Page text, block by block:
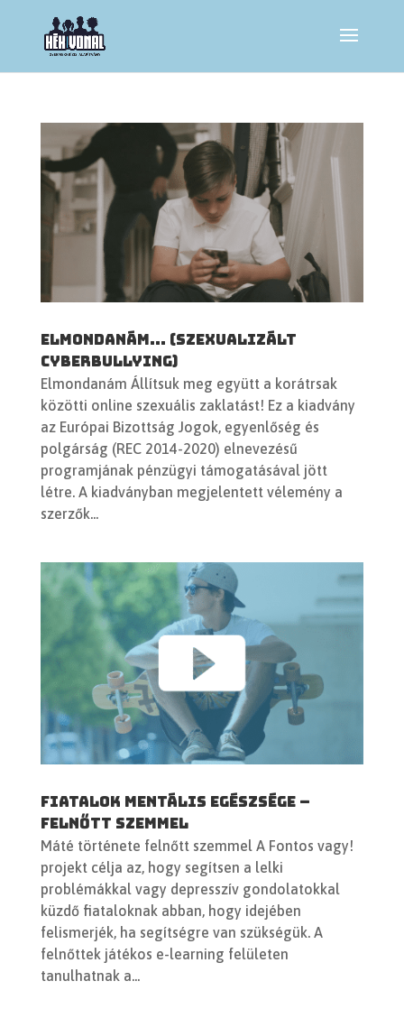
Elmondanám… (szexualizált
cyberbullying)
Elmondanám Állítsuk meg együtt a korátrsak
közötti online szexuális zaklatást! Ez a kiadvány
az Európai Bizottság Jogok, egyenlőség és
polgárság (REC 2014-2020) elnevezésű
programjának pénzügyi támogatásával jött
létre. A kiadványban megjelentett vélemény a
szerzők...
Fiatalok mentális egészsége –
felnőtt szemmel
Máté története felnőtt szemmel A Fontos vagy!
projekt célja az, hogy segítsen a lelki
problémákkal vagy depresszív gondolatokkal
küzdő fiataloknak abban, hogy idejében
felismerjék, ha segítségre van szükségük. A
felnőttek játékos e-learning felületen
tanulhatnak a...